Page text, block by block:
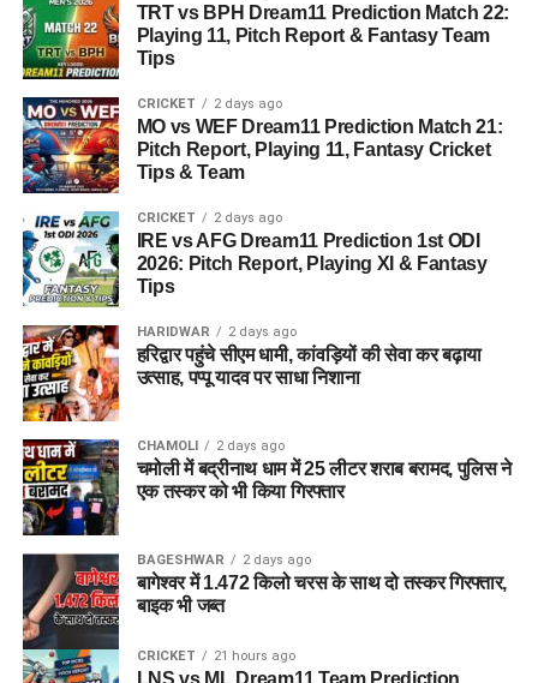
TRT vs BPH Dream11 Prediction Match 22:
Playing 11, Pitch Report & Fantasy Team
Tips
CRICKET 2 days ago
MO vs WEF Dream11 Prediction Match 21:
Pitch Report, Playing 11, Fantasy Cricket
Tips & Team
CRICKET 2 days ago
IRE vs AFG Dream11 Prediction 1st ODI
2026: Pitch Report, Playing XI & Fantasy
Tips
HARIDWAR 2 days ago
हरिद्वार पहुंचे सीएम धामी, कांवड़ियों की सेवा कर बढ़ाया
उत्साह, पप्पू यादव पर साधा निशाना
CHAMOLI 2 days ago
चमोली में बद्रीनाथ धाम में 25 लीटर शराब बरामद, पुलिस ने
एक तस्कर को भी किया गिरफ्तार
BAGESHWAR 2 days ago
बागेश्वर में 1.472 किलो चरस के साथ दो तस्कर गिरफ्तार,
बाइक भी जब्त
CRICKET 21 hours ago
LNS vs ML Dream11 Team Prediction